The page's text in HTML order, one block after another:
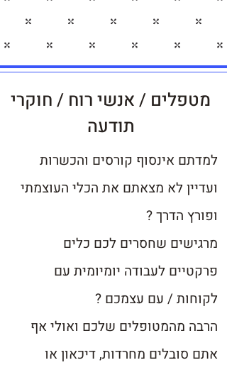
מטפלים / אנשי רוח / חוקרי
תודעה
למדתם אינסוף קורסים והכשרות
ועדיין לא מצאתם את הכלי העוצמתי
ופורץ הדרך ?
מרגישים שחסרים לכם כלים
פרקטיים לעבודה יומיומית עם
לקוחות / עם עצמכם ?
הרבה מהמטופלים שלכם ואולי אף
אתם סובלים מחרדות, דיכאון או